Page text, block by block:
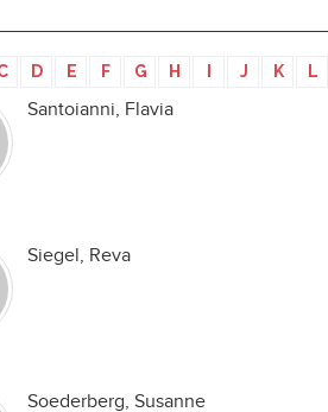
D E F G H J K L
Santoianni, Flavia
Siegel, Reva
Soederberg, Susanne